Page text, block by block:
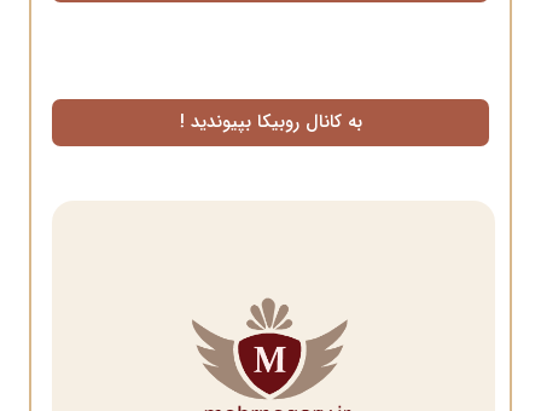
به کانال روبیکا بپیوندید !